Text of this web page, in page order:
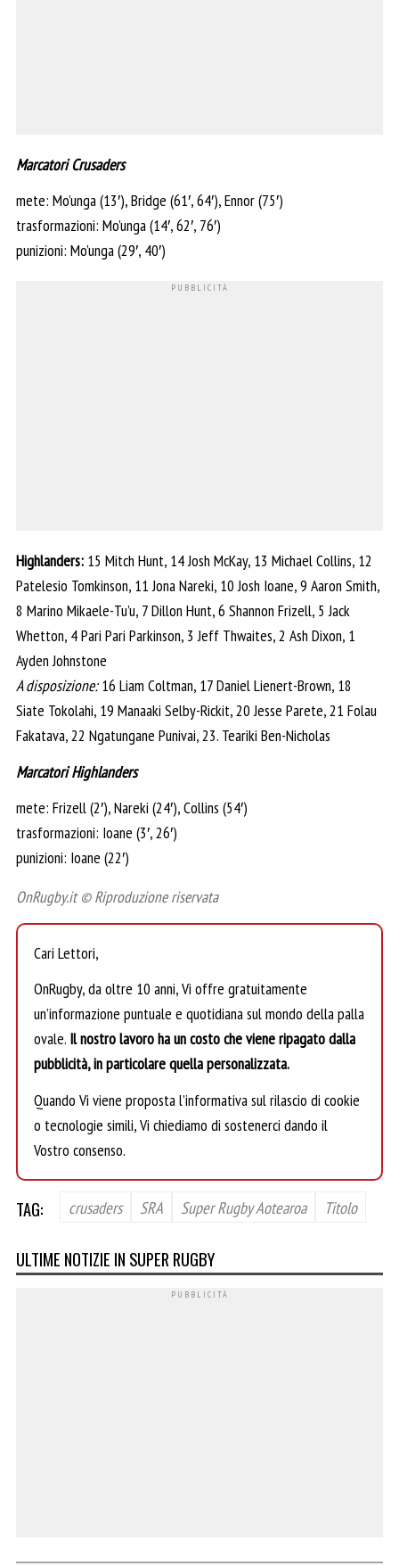
Marcatori Crusaders
mete: Mo’unga (13′), Bridge (61′, 64′), Ennor (75′)
trasformazioni: Mo’unga (14′, 62′, 76′)
punizioni: Mo’unga (29′, 40′)
Highlanders: 15 Mitch Hunt, 14 Josh McKay, 13 Michael Collins, 12
Patelesio Tomkinson, 11 Jona Nareki, 10 Josh Ioane, 9 Aaron Smith,
8 Marino Mikaele-Tu’u, 7 Dillon Hunt, 6 Shannon Frizell, 5 Jack
Whetton, 4 Pari Pari Parkinson, 3 Jeff Thwaites, 2 Ash Dixon, 1
Ayden Johnstone
A disposizione:16 Liam Coltman, 17 Daniel Lienert-Brown, 18
Siate Tokolahi, 19 Manaaki Selby-Rickit, 20 Jesse Parete, 21 Folau
Fakatava, 22 Ngatungane Punivai, 23. Teariki Ben-Nicholas
Marcatori Highlanders
mete: Frizell (2′), Nareki (24′), Collins (54′)
trasformazioni: Ioane (3′, 26′)
punizioni: Ioane (22′)
OnRugby.it © Riproduzione riservata
Cari Lettori,
OnRugby, da oltre 10 anni, Vi offre gratuitamente
un’informazione puntuale e quotidiana sul mondo della palla
ovale. Il nostro lavoro ha un costo che viene ripagato dalla
pubblicità, in particolare quella personalizzata.
Quando Vi viene proposta l’informativa sul rilascio di cookie
o tecnologie simili, Vi chiediamo di sostenerci dando il
Vostro consenso.
TAG: crusaders SRA Super Rugby Aotearoa Titolo
ULTIME NOTIZIE IN SUPER RUGBY